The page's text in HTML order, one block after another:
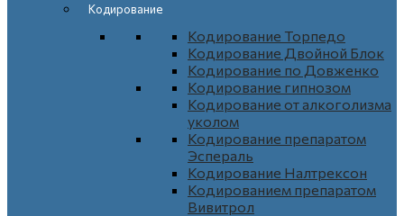
Кодирование
Кодирование Торпедо
Кодирование Двойной Блок
Кодирование по Довженко
Кодирование гипнозом
Кодирование от алкоголизма
уколом
Кодирование препаратом
Эспераль
Кодирование Налтрексон
Кодированием препаратом
Вивитрол